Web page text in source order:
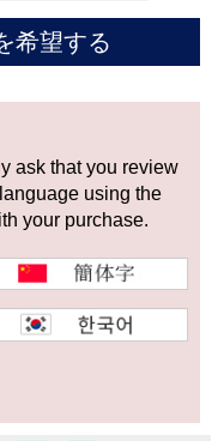
探す
アンティーク品
SALE
り込む
希望する
ask that you review
using the
your purchase.